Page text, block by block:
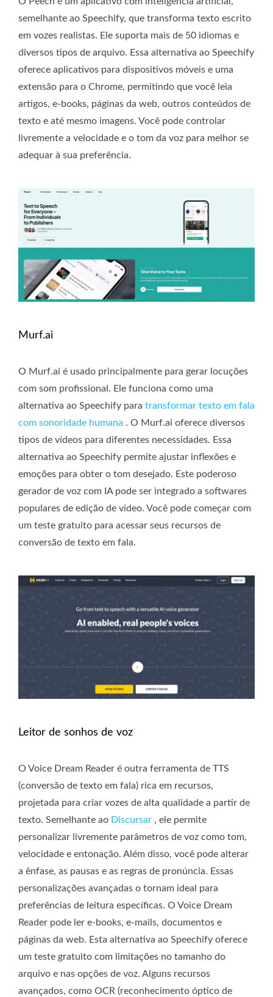
semelhante ao Speechify, que transforma texto escrito
em vozes realistas. Ele suporta mais de 50 idiomas e
diversos tipos de arquivo. Essa alternativa ao Speechify
oferece aplicativos para dispositivos móveis e uma
extensão para o Chrome, permitindo que você leia
artigos, e-books, páginas da web, outros conteúdos de
texto e até mesmo imagens. Você pode controlar
livremente a velocidade e o tom da voz para melhor se
adequar à sua preferência.
Murf.ai
O Murf.ai é usado principalmente para gerar locuções
com som profissional. Ele funciona como uma
alternativa ao Speechify para transformar texto em fala
com sonoridade humana . O Murf.ai oferece diversos
tipos de vídeos para diferentes necessidades. Essa
alternativa ao Speechify permite ajustar inflexões e
emoções para obter o tom desejado. Este poderoso
gerador de voz com IA pode ser integrado a softwares
populares de edição de vídeo. Você pode começar com
um teste gratuito para acessar seus recursos de
conversão de texto em fala.
Leitor de sonhos de voz
O Voice Dream Reader é outra ferramenta de TTS
(conversão de texto em fala) rica em recursos,
projetada para criar vozes de alta qualidade a partir de
texto. Semelhante ao Discursar , ele permite
personalizar livremente parâmetros de voz como tom,
velocidade e entonação. Além disso, você pode alterar
a ênfase, as pausas e as regras de pronúncia. Essas
personalizações avançadas o tornam ideal para
preferências de leitura específicas. O Voice Dream
Reader pode ler e-books, e-mails, documentos e
páginas da web. Esta alternativa ao Speechify oferece
um teste gratuito com limitações no tamanho do
arquivo e nas opções de voz. Alguns recursos
avançados, como OCR (reconhecimento óptico de